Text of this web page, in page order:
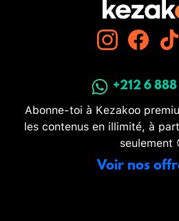
+212 6
Abonne-toi à Kezakoo
les contenus en illimité, à
seulement
Voir nos